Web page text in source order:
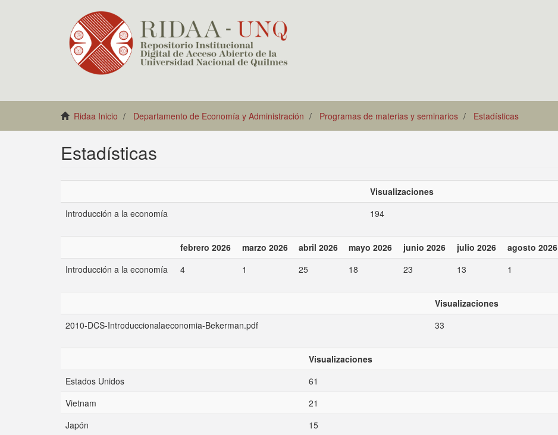
Ridaa Inicio Departamento de Economía y Administración Programas de materias y seminarios Estadísticas
Estadísticas
Visualizaciones
Introducción a la economía
194
febrero 2026 marzo 2026 abril 2026 mayo 2026 junio 2026 julio 2026
agosto 2026
Introducción a la economía
4 1 25 18 23 13 1
Visualizaciones
2010-DCS-Introduccionalaeconomia-Bekerman.pdf
33
Visualizaciones
Estados Unidos
61
Vietnam
21
Japón
15